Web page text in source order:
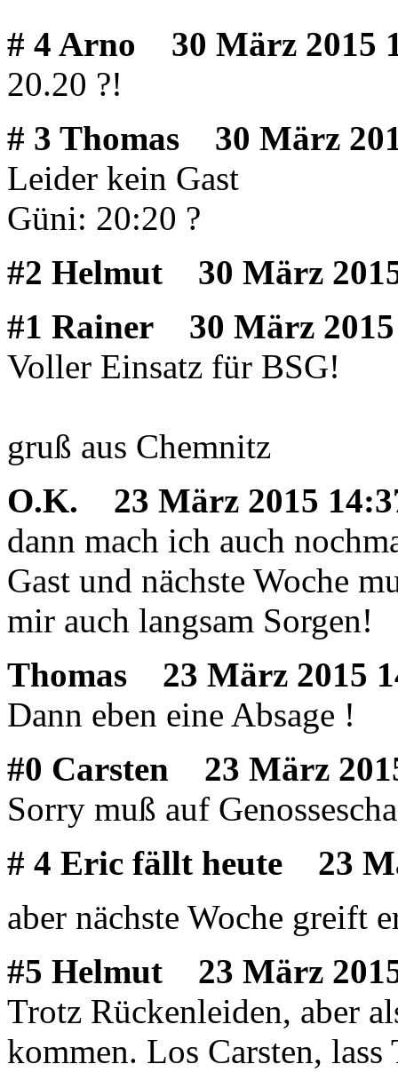
# 4 Arno
30 März 2015
20.20 ?!
# 3 Thomas
30 März
Leider kein Gast
Güni: 20:20 ?
#2 Helmut
30 März
#1 Rainer
30 März
Voller Einsatz für BSG!
gruß aus Chemnitz
O.K.
23 März 2015
dann mach ich auch
Gast und nächste Woche
mir auch langsam Sorgen!
Thomas
23 März 2015
Dann eben eine Absage !
#0 Carsten
23 März
Sorry muß auf
# 4 Eric fällt heute
23
aber nächste Woche greift
#5 Helmut
23 März
Trotz Rückenleiden, aber
kommen. Los Carsten,